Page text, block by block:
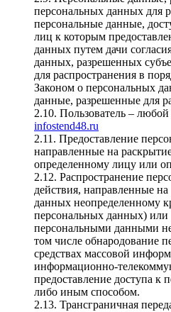
персональных данных для
персональные данные,
лиц к которым
данных путем дачи
данных, разрешенных
для распространения в
Законом о персональных
данные, разрешенные для
2.10. Пользователь – любой
infostend48.ru
2.11. Предоставление
направленные на
определенному лицу или
2.12. Распространение
действия, направленные
данных неопределенному
персональных данных) или
персональными данными
том числе обнародование
средствах массовой
информационно-
предоставление доступа
либо иным способом.
2.13. Трансграничная